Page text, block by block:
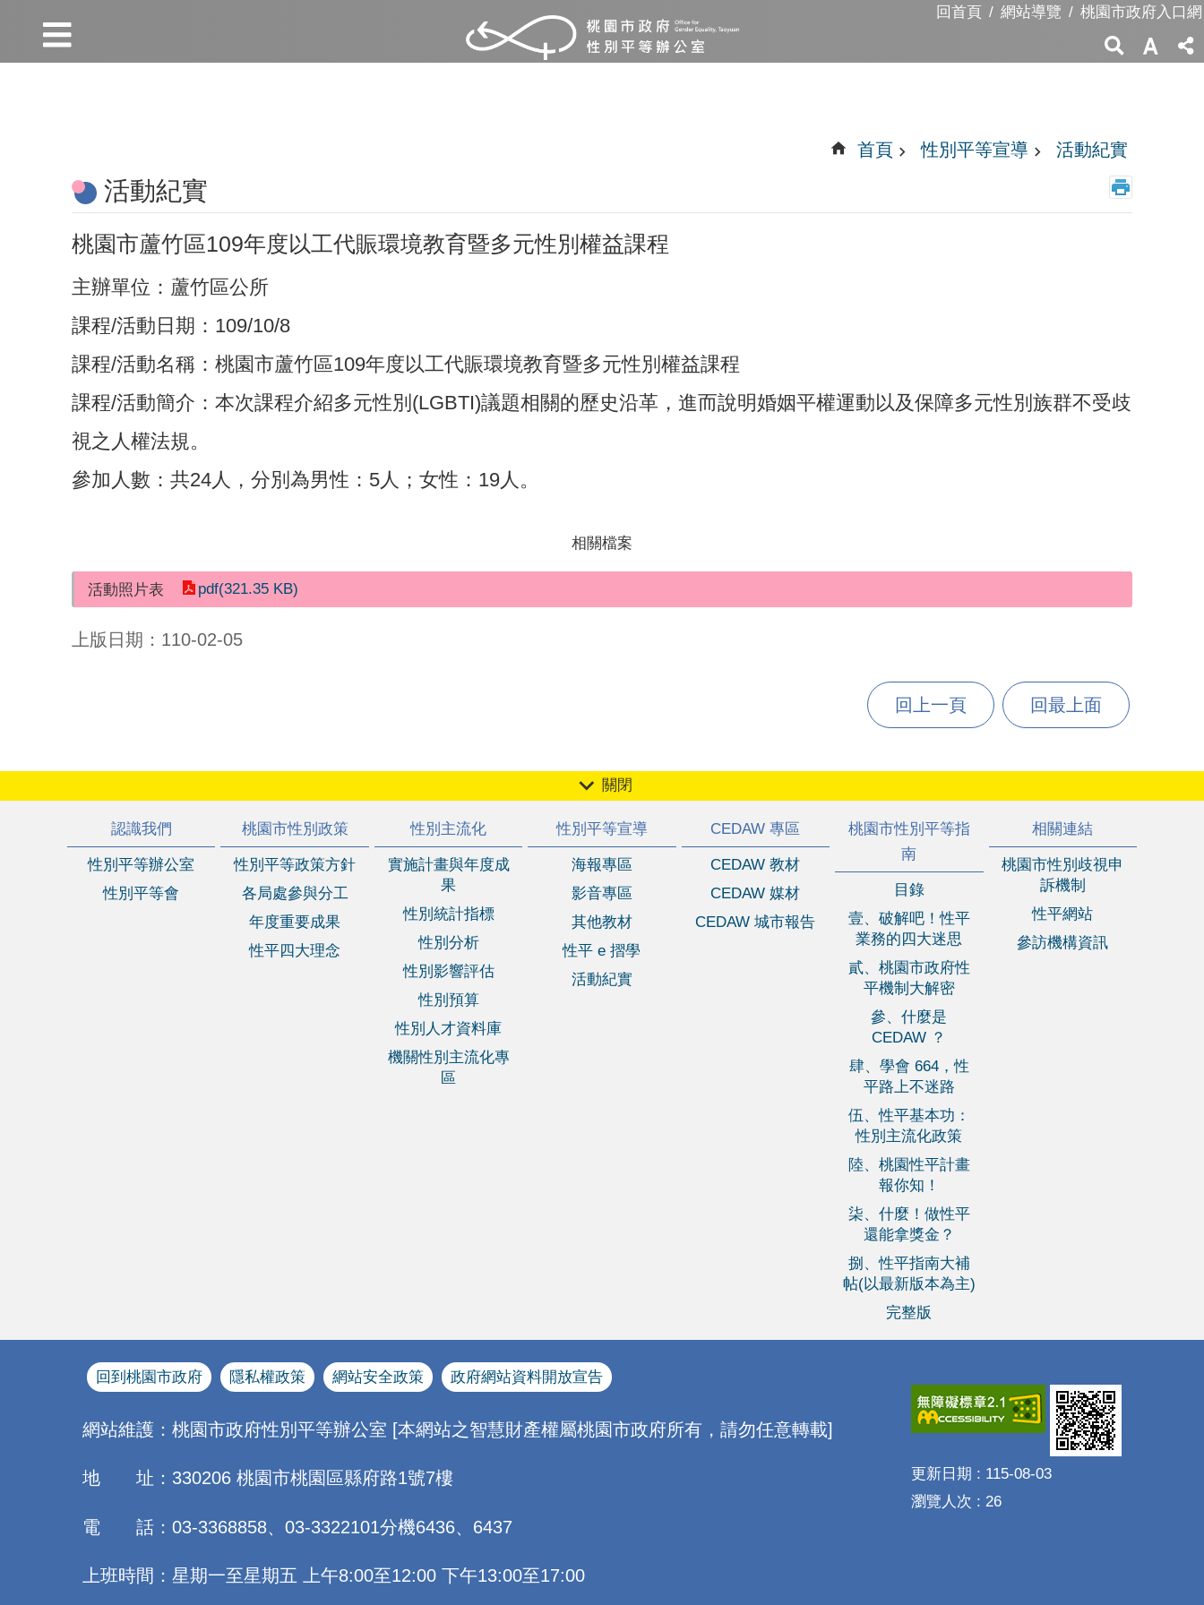
回首頁 網站導覽 桃園市政府入口網
首頁 性別平等宣導 活動紀實
活動紀實
桃園市蘆竹區109年度以工代賑環境教育暨多元性別權益課程
主辦單位：蘆竹區公所
課程/活動日期：109/10/8
課程/活動名稱：桃園市蘆竹區109年度以工代賑環境教育暨多元性別權益課程
課程/活動簡介：本次課程介紹多元性別(LGBTI)議題相關的歷史沿革，進而說明婚姻平權運動以及保障多元性別族群不受歧
視之人權法規。
參加人數：共24人，分別為男性：5人；女性：19人。
相關檔案
活動照片表 pdf(321.35 KB)
上版日期：110-02-05
回上一頁 回最上面
關閉
認識我們
性別平等辦公室
性別平等會
桃園市性別政策
性別平等政策方針
各局處參與分工
年度重要成果
性平四大理念
性別主流化
實施計畫與年度成
果
性別統計指標
性別分析
性別影響評估
性別預算
性別人才資料庫
機關性別主流化專
區
性別平等宣導
海報專區
影音專區
其他教材
性平 e 摺學
活動紀實
CEDAW 專區
CEDAW 教材
CEDAW 媒材
CEDAW 城市報告
桃園市性別平等指
南
目錄
壹、破解吧！性平
業務的四大迷思
貳、桃園市政府性
平機制大解密
參、什麼是
CEDAW ？
肆、學會 664，性
平路上不迷路
伍、性平基本功：
性別主流化政策
陸、桃園性平計畫
報你知！
柒、什麼！做性平
還能拿獎金？
捌、性平指南大補
帖(以最新版本為主)
完整版
相關連結
桃園市性別歧視申
訴機制
性平網站
參訪機構資訊
回到桃園市政府 隱私權政策 網站安全政策 政府網站資料開放宣告
網站維護：桃園市政府性別平等辦公室 [本網站之智慧財產權屬桃園市政府所有，請勿任意轉載]
地 址：330206 桃園市桃園區縣府路1號7樓
電 話：03-3368858、03-3322101分機6436、6437
上班時間：星期一至星期五 上午8:00至12:00 下午13:00至17:00
更新日期
115-08-03
瀏覽人次
26